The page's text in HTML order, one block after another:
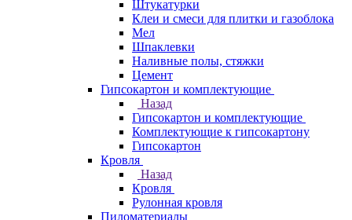
Штукатурки
Клеи и смеси для плитки и газоблока
Мел
Шпаклевки
Наливные полы, стяжки
Цемент
Гипсокартон и комплектующие
Назад
Гипсокартон и комплектующие
Комплектующие к гипсокартону
Гипсокартон
Кровля
Назад
Кровля
Рулонная кровля
Пиломатериалы